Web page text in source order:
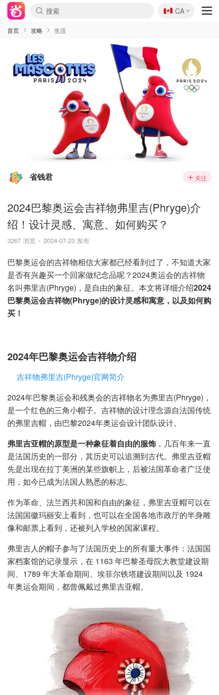
🇨🇦
CA
首页 攻略 生活
省钱君 关注
2024巴黎奥运会吉祥物弗里吉(Phryge)介
绍！设计灵感、寓意、如何购买？
3267 浏览 2024-07-23 发布
巴黎奥运会的吉祥物相信大家都已经看到过了，不知道大家
是否有兴趣买一个回家做纪念品呢？2024奥运会的吉祥物
名叫弗里吉(Phryge)，是自由的象征。本文将详细介绍2024
巴黎奥运会吉祥物(Phryge)的设计灵感和寓意，以及如何购
买！
2024年巴黎奥运会吉祥物介绍
吉祥物弗里吉(Phryge)官网简介
2024年巴黎奥运会和残奥会的吉祥物名为弗里吉(Phryge)，
是一个红色的三角小帽子。吉祥物的设计理念源自法国传统
的弗里吉帽，由巴黎2024年奥运会设计团队设计。
弗里吉亚帽的原型是一种象征着自由的服饰 ，几百年来一直
是法国历史的一部分，其历史可以追溯到古代。弗里吉亚帽
先是出现在拉丁美洲的某些旗帜上，后被法国革命者广泛使
用，如今已成为法国人熟悉的标志。
作为革命、法兰西共和国和自由的象征，弗里吉亚帽可以在
法国国徽玛丽安上看到，也可以在全国各地市政厅的半身雕
像和邮票上看到，还被列入学校的国家课程。
弗里吉人的帽子参与了法国历史上的所有重大事件：法国国
家档案馆的记录显示，在 1163 年巴黎圣母院大教堂建设期
间、1789 年大革命期间、埃菲尔铁塔建设期间以及 1924
年奥运会期间，都曾佩戴过弗里吉亚帽。